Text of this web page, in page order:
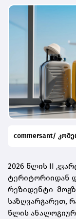
commersant/
2026 წლის II
ტერიტორიიდან
რეზიდენტი
საზღვარგარეთ,
წლის